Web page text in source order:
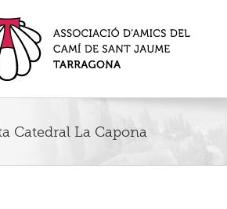
Catedral La Capona